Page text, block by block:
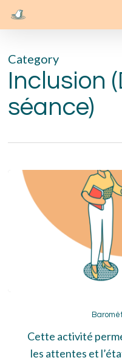
Skip
content
Category
Inclusion
séance)
Cette activité
les attentes et